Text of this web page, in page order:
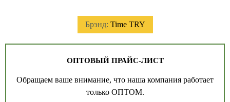
Брэнд: Time TRY
ОПТОВЫЙ ПРАЙС-ЛИСТ
Обращаем ваше внимание, что наша компания работает
только ОПТОМ.